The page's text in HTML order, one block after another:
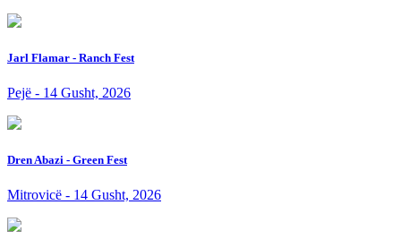
Jarl Flamar - Ranch Fest
Pejë - 14 Gusht, 2026
Dren Abazi - Green Fest
Mitrovicë - 14 Gusht, 2026